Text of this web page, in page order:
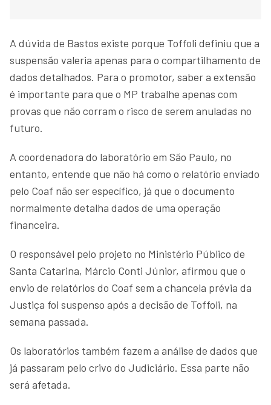
A dúvida de Bastos existe porque Toffoli definiu que a
suspensão valeria apenas para o compartilhamento de
dados detalhados. Para o promotor, saber a extensão
é importante para que o MP trabalhe apenas com
provas que não corram o risco de serem anuladas no
futuro.
A coordenadora do laboratório em São Paulo, no
entanto, entende que não há como o relatório enviado
pelo Coaf não ser específico, já que o documento
normalmente detalha dados de uma operação
financeira.
O responsável pelo projeto no Ministério Público de
Santa Catarina, Márcio Conti Júnior, afirmou que o
envio de relatórios do Coaf sem a chancela prévia da
Justiça foi suspenso após a decisão de Toffoli, na
semana passada.
Os laboratórios também fazem a análise de dados que
já passaram pelo crivo do Judiciário. Essa parte não
será afetada.